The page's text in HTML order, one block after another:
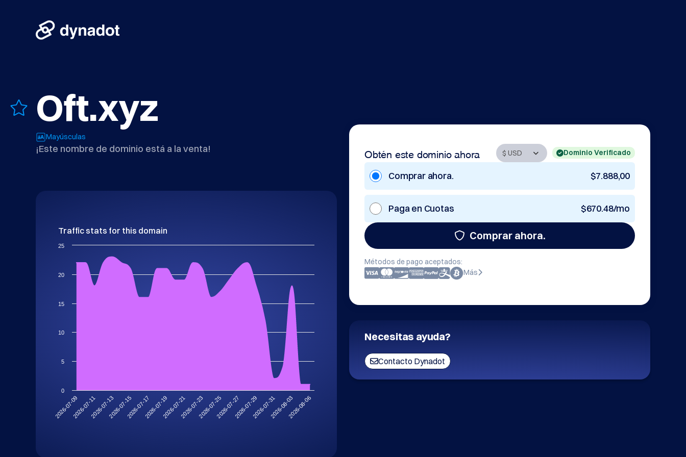
Oft.xyz
Mayúsculas
¡Este nombre de dominio está a la venta! Obtén este dominio ahora Dominio Verificado
Comprar ahora. $7.888,00
Paga en Cuotas $670.48/mo
Comprar ahora.
Métodos de pago aceptados:
Más
Necesitas ayuda?
Contacto Dynadot
Traffic stats for this domain
2026-07-092026-07-112026-07-132026-07-152026-07-172026-07-192026-07-212026-07-232026-07-252026-07-272026-07-292026-07-312026-08-032026-08-06
0
5
10
15
20
25